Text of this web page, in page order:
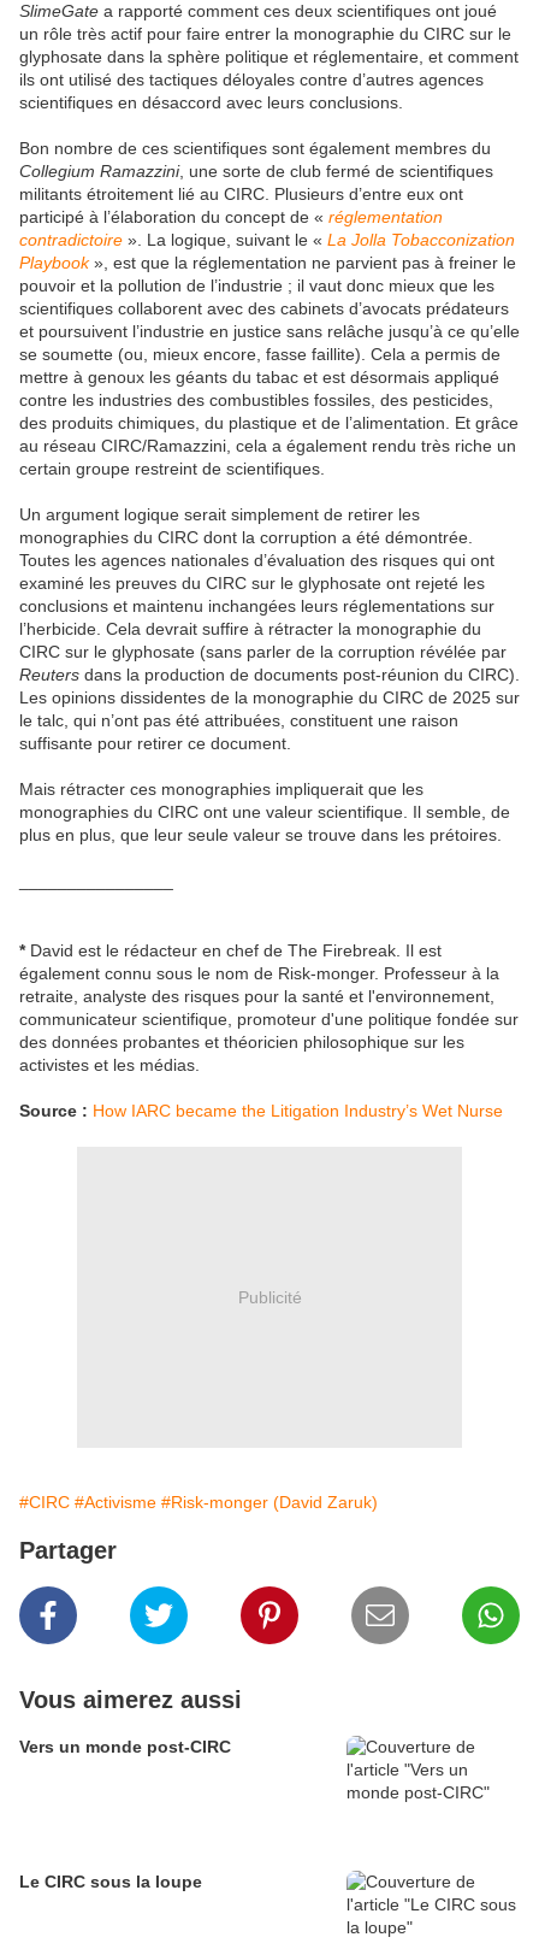
SlimeGate a rapporté comment ces deux scientifiques ont joué
un rôle très actif pour faire entrer la monographie du CIRC sur le
glyphosate dans la sphère politique et réglementaire, et comment
ils ont utilisé des tactiques déloyales contre d’autres agences
scientifiques en désaccord avec leurs conclusions.
Bon nombre de ces scientifiques sont également membres du
Collegium Ramazzini, une sorte de club fermé de scientifiques
militants étroitement lié au CIRC. Plusieurs d’entre eux ont
participé à l’élaboration du concept de « réglementation
contradictoire ». La logique, suivant le « La Jolla Tobacconization
Playbook», est que la réglementation ne parvient pas à freiner le
pouvoir et la pollution de l’industrie ; il vaut donc mieux que les
scientifiques collaborent avec des cabinets d’avocats prédateurs
et poursuivent l’industrie en justice sans relâche jusqu’à ce qu’elle
se soumette (ou, mieux encore, fasse faillite). Cela a permis de
mettre à genoux les géants du tabac et est désormais appliqué
contre les industries des combustibles fossiles, des pesticides,
des produits chimiques, du plastique et de l’alimentation. Et grâce
au réseau CIRC/Ramazzini, cela a également rendu très riche un
certain groupe restreint de scientifiques.
Un argument logique serait simplement de retirer les
monographies du CIRC dont la corruption a été démontrée.
Toutes les agences nationales d’évaluation des risques qui ont
examiné les preuves du CIRC sur le glyphosate ont rejeté les
conclusions et maintenu inchangées leurs réglementations sur
l’herbicide. Cela devrait suffire à rétracter la monographie du
CIRC sur le glyphosate (sans parler de la corruption révélée par
Reuters dans la production de documents post-réunion du CIRC).
Les opinions dissidentes de la monographie du CIRC de 2025 sur
le talc, qui n’ont pas été attribuées, constituent une raison
suffisante pour retirer ce document.
Mais rétracter ces monographies impliquerait que les
monographies du CIRC ont une valeur scientifique. Il semble, de
plus en plus, que leur seule valeur se trouve dans les prétoires.
* David est le rédacteur en chef de The Firebreak. Il est
également connu sous le nom de Risk-monger. Professeur à la
retraite, analyste des risques pour la santé et l'environnement,
communicateur scientifique, promoteur d'une politique fondée sur
des données probantes et théoricien philosophique sur les
activistes et les médias.
Source : How IARC became the Litigation Industry’s Wet Nurse
Publicité
#CIRC #Activisme #Risk-monger (David Zaruk)
Partager
Vous aimerez aussi
Vers un monde post-CIRC
Le CIRC sous la loupe